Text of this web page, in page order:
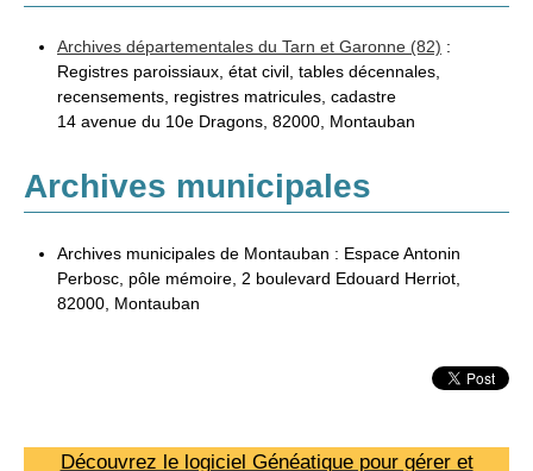
Archives départementales du Tarn et Garonne (82) :
Registres paroissiaux, état civil, tables décennales,
recensements, registres matricules, cadastre
14 avenue du 10e Dragons, 82000, Montauban
Archives municipales
Archives municipales de Montauban : Espace Antonin
Perbosc, pôle mémoire, 2 boulevard Edouard Herriot,
82000, Montauban
Découvrez le logiciel Généatique pour gérer et